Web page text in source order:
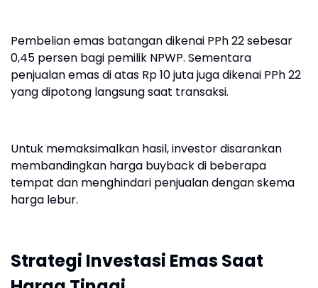
Pembelian emas batangan dikenai PPh 22 sebesar
0,45 persen bagi pemilik NPWP. Sementara
penjualan emas di atas Rp 10 juta juga dikenai PPh 22
yang dipotong langsung saat transaksi.
Untuk memaksimalkan hasil, investor disarankan
membandingkan harga buyback di beberapa
tempat dan menghindari penjualan dengan skema
harga lebur.
Strategi Investasi Emas Saat